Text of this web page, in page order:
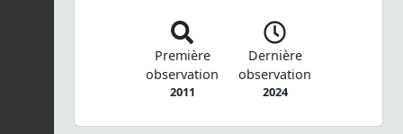
Première
observation
2011
Dernière
observation
2024